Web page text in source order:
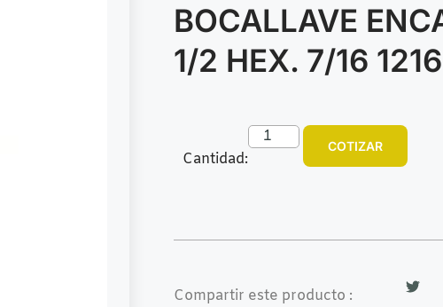
BOCALLAVE
1/2 HEX. 7/16
Cantidad:
COTIZAR
Compartir este producto :